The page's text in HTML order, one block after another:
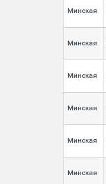
Минская
Минская
Минская
Минская
Минская
Минская